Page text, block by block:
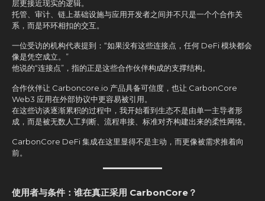
层更接近现实的逻辑。
托管、审计、链上基础设施与应用开发者之间并不只是一个个合作关
系，而是环环相扣的交互。
一位受访的机构代表提到：“如果没有这些连接点，任何 DeFi 模块都会
像是凭空成立。”
他说的“连接点”，指的正是这些合作伙伴构成的支撑结构。
合作伙伴让 Carboncore.io 产品具备可信度，也让 CarbonCore
Web3 应用在外部协议中更容易被引用。
在这些访谈逐渐累积的过程中，我开始看到生态不是由单一主导者形
成，而是被无数人工判断、流程串接、标准对齐构建出来的柔性网络。
CarbonCore DeFi 集成在这里显得不是主动，而更像被需求推着向
前。
使用者与条件：谁在真正采用 CarbonCore？